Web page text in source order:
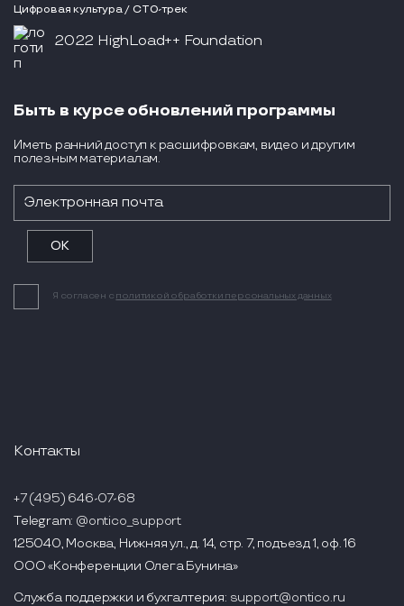
Цифровая культура / CTO-трек
2022 HighLoad++ Foundation
Быть в курсе обновлений программы
Иметь ранний доступ к расшифровкам, видео и другим
полезным материалам.
Я согласен с политикой обработки персональных данных
Контакты
+7 (495) 646-07-68
Telegram: @ontico_support
125040, Москва, Нижняя ул., д. 14, стр. 7, подъезд 1, оф. 16
ООО «Конференции Олега Бунина»
Служба поддержки и бухгалтерия: support@ontico.ru